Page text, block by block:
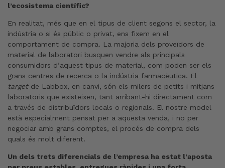
l’ecosistema científic?
En realitat, més que en el tipus de client segons el sector, la
indústria o si és públic o privat, ens fixem en el
comportament de compra. La majoria dels proveïdors de
material de laboratori busquen vendre als principals
consumidors d’aquest tipus de material, com poden ser els
grans centres de recerca o la indústria farmacèutica. El
targetde Labbox, en canvi, són els milers de petits i mitjans
laboratoris que existeixen, tant arribant-hi directament com
a través de distribuïdors locals o regionals. El nostre model
està especialment pensat per a aquesta venda, i no per
negociar amb grans comptes, el procés de compra dels
quals és molt diferent.
Un dels trets diferencials de l’empresa ha estat l’aposta